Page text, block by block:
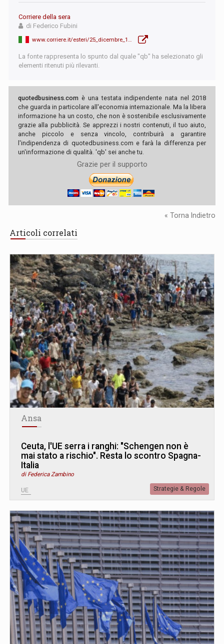
Corriere della sera
di Federico Fubini
La fonte rappresenta lo spunto dal quale "qb" ha selezionato gli
elementi ritenuti più rilevanti.
quotedbusiness.com è una testata indipendente nata nel 2018
che guarda in particolare all'economia internazionale. Ma la libera
informazione ha un costo, che non è sostenibile esclusivamente
grazie alla pubblicità. Se apprezzi i nostri contenuti, il tuo aiuto,
anche piccolo e senza vincolo, contribuirà a garantire
l'indipendenza di quotedbusiness.com e farà la differenza per
un'informazione di qualità. 'qb' sei anche tu.
Grazie per il supporto
« Torna Indietro
Articoli correlati
Ansa
Ceuta, l'UE serra i ranghi: "Schengen non è
mai stato a rischio". Resta lo scontro Spagna-
Italia
di Federica Zambino
UE Strategie & Regole